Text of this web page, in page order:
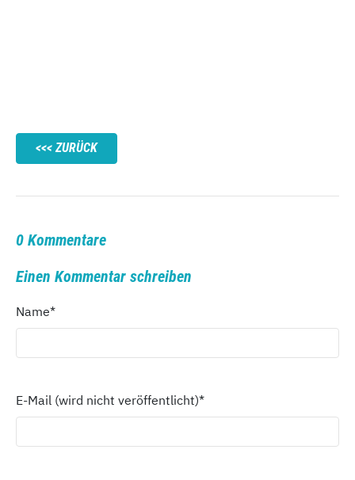
ZURÜCK
0 Kommentare
Einen Kommentar schreiben
Name*
E-Mail (wird nicht veröffentlicht)*